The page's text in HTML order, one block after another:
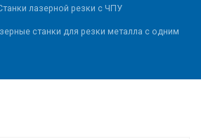
лазерной резки с ЧПУ
станки для резки металла с одним